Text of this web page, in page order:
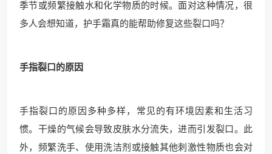
季节或频繁接触水和化学物质的时候。面对这种情况，很
多人会想知道，护手霜真的能帮助修复这些裂口吗？
手指裂口的原因
手指裂口的原因多种多样，常见的有环境因素和生活习
惯。干燥的气候会导致皮肤水分流失，进而引发裂口。此
外，频繁洗手、使用洗洁剂或接触其他刺激性物质也会对